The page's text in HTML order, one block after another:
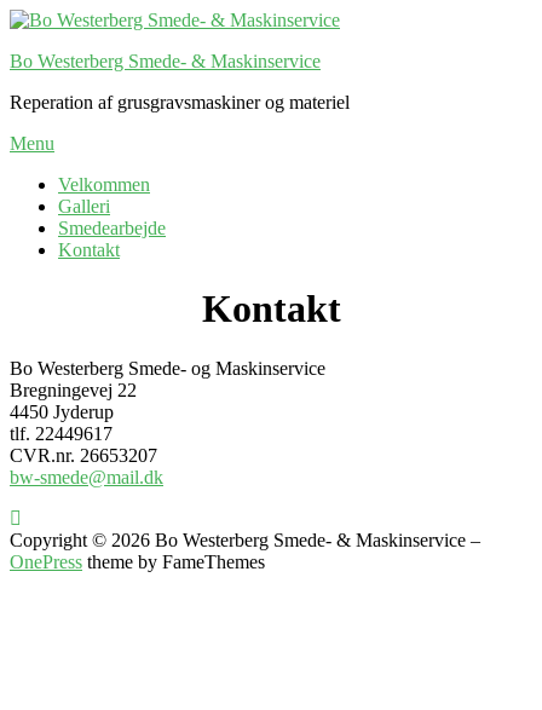
Skip
content
Bo Westerberg Smede- & Maskinservice
Reperation af grusgravsmaskiner og materiel
Menu
Velkommen
Galleri
Smedearbejde
Kontakt
Kontakt
Bo Westerberg Smede- og Maskinservice
Bregningevej 22
4450 Jyderup
tlf. 22449617
CVR.nr. 26653207
bw-smede@mail.dk
Copyright © 2026 Bo Westerberg Smede- & Maskinservice –
OnePress theme by FameThemes